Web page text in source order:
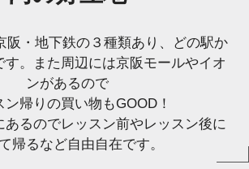
阪・地下鉄の３種類あり、どの駅か
す。また周辺には京阪モールやイオ
ンがあるので
ン帰りの買い物もGOOD！
あるのでレッスン前やレッスン後に
帰るなど自由自在です。